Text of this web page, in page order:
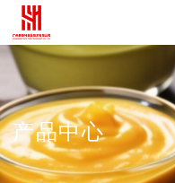
产品中心